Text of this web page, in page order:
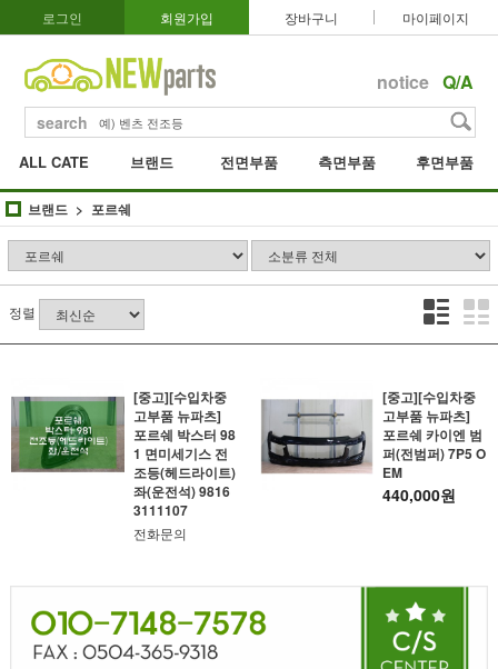
로그인 회원가입 장바구니 마이페이지
notice Q/A
search
ALL CATE 브랜드 전면부품 측면부품 후면부품
브랜드 포르쉐
정렬
[중고][수입차중
고부품 뉴파츠]
포르쉐 박스터 98
1 면미세기스 전
조등(헤드라이트)
좌(운전석) 9816
3111107
전화문의
[중고][수입차중
고부품 뉴파츠]
포르쉐 카이엔 범
퍼(전범퍼) 7P5 O
EM
440,000원